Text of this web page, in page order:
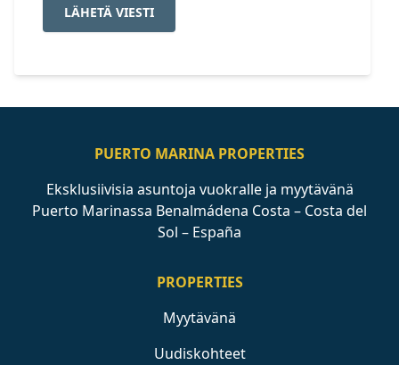
LÄHETÄ VIESTI
PUERTO MARINA PROPERTIES
Eksklusiivisia asuntoja vuokralle ja myytävänä
Puerto Marinassa Benalmádena Costa – Costa del
Sol – España
PROPERTIES
Myytävänä
Uudiskohteet